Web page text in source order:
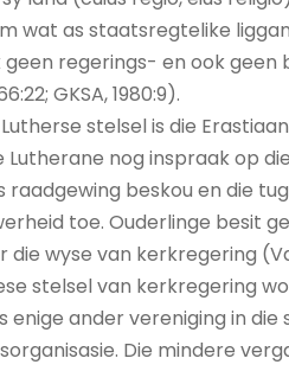
wat as staatsregtelike
regerings- en ook geen
GKSA, 1980:9).
stelsel is die
Lutherane nog inspraak op
raadgewing beskou en die
toe. Ouderlinge besit
wyse van kerkregering (Van
stelsel van kerkregering
enige ander vereniging in
Die mindere